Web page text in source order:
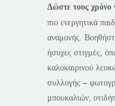
Δώστε τους χρόνο
πιο ενεργητικά
αναμονής.
ήσυχες στιγμές,
καλοκαιρινού
συλλογής –
μπουκαλιών,